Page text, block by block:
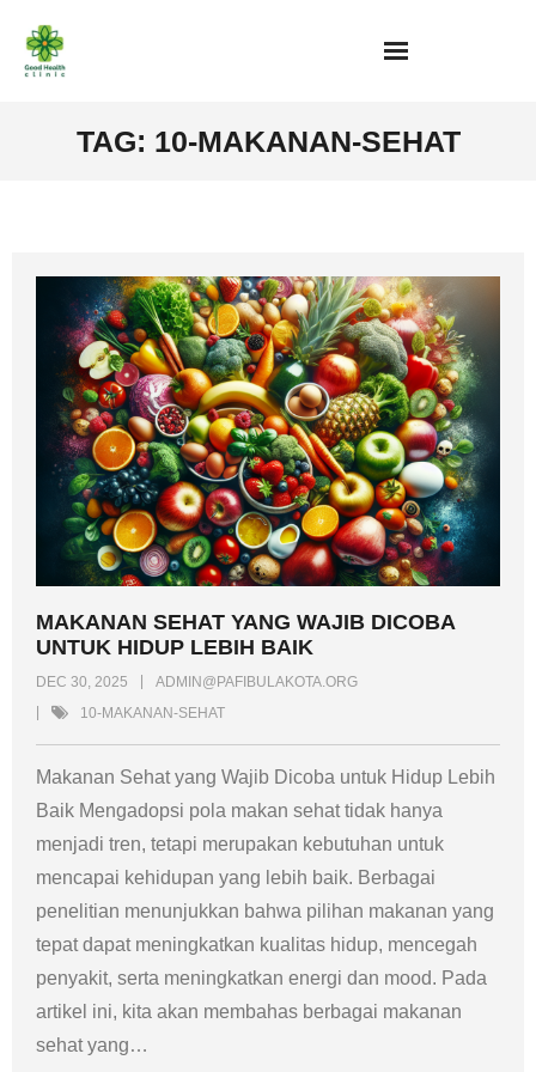
content
TAG: 10-MAKANAN-SEHAT
MAKANAN SEHAT YANG WAJIB DICOBA
UNTUK HIDUP LEBIH BAIK
DEC 30, 2025
ADMIN@PAFIBULAKOTA.ORG
10-MAKANAN-SEHAT
Makanan Sehat yang Wajib Dicoba untuk Hidup Lebih
Baik Mengadopsi pola makan sehat tidak hanya
menjadi tren, tetapi merupakan kebutuhan untuk
mencapai kehidupan yang lebih baik. Berbagai
penelitian menunjukkan bahwa pilihan makanan yang
tepat dapat meningkatkan kualitas hidup, mencegah
penyakit, serta meningkatkan energi dan mood. Pada
artikel ini, kita akan membahas berbagai makanan
sehat yang…